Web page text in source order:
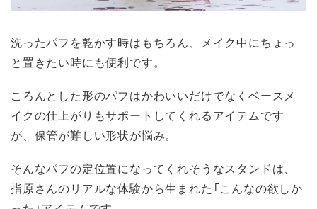
洗ったパフを乾かす時はもちろん、メイク中にちょっ
と置きたい時にも便利です。
ころんとした形のパフはかわいいだけでなくベースメ
イクの仕上がりもサポートしてくれるアイテムです
が、保管が難しい形状が悩み。
そんなパフの定位置になってくれそうなスタンドは、
指原さんのリアルな体験から生まれた「こんなの欲しか